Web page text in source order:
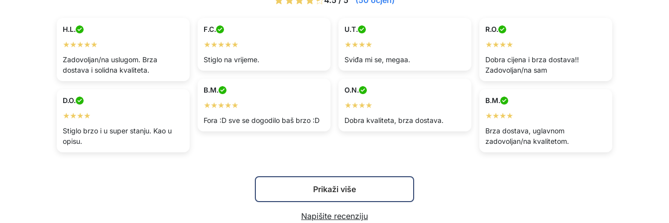
H.L.
★★★★★
Zadovoljan/na uslugom. Brza
dostava i solidna kvaliteta.
F.C.
★★★★★
Stiglo na vrijeme.
U.T.
★★★★
Sviđa mi se, megaa.
R.O.
★★★★
Dobra cijena i brza dostava!!
Zadovoljan/na sam
B.M.
★★★★★
Fora :D sve se dogodilo baš brzo :D
O.N.
★★★★
Dobra kvaliteta, brza dostava.
D.O.
★★★★
Stiglo brzo i u super stanju. Kao u
opisu.
B.M.
★★★★
Brza dostava, uglavnom
zadovoljan/na kvalitetom.
Prikaži više
Napišite recenziju